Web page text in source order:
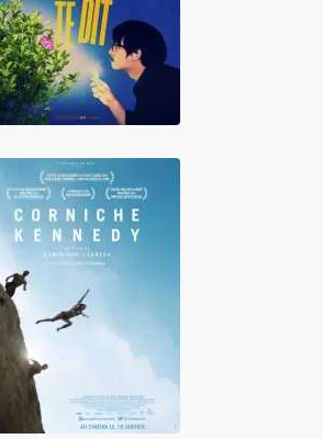
Corniche Kennedy